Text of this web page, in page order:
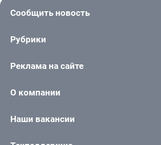
Сообщить новость
Рубрики
Реклама на сайте
О компании
Наши вакансии